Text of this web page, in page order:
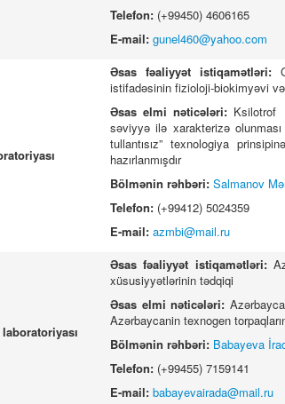
Telefon: (+99450) 4606165
E-mail: gunel460@yahoo.com
Əsas fəaliyyət istiqamətləri:
istifadəsinin fizioloji-biokimyəvi
Əsas elmi nəticələri: Ksilotrof
səviyyə ilə xarakterizə
tullantısız” texnologiya
hazırlanmışdır
Bölmənin rəhbəri: Salmanov
Telefon: (+99412) 5024359
E-mail: azmbi@mail.ru
Əsas fəaliyyət istiqamətləri:
xüsusiyyətlərinin tədqiqi
Əsas elmi nəticələri:
Azərbaycanin texnogen
Bölmənin rəhbəri: Babayeva
Telefon: (+99455) 7159141
E-mail: babayevairada@mail.ru
Mikrobiologiya İnstitunun Elmi
Əsərləri, Cild -15, №-2